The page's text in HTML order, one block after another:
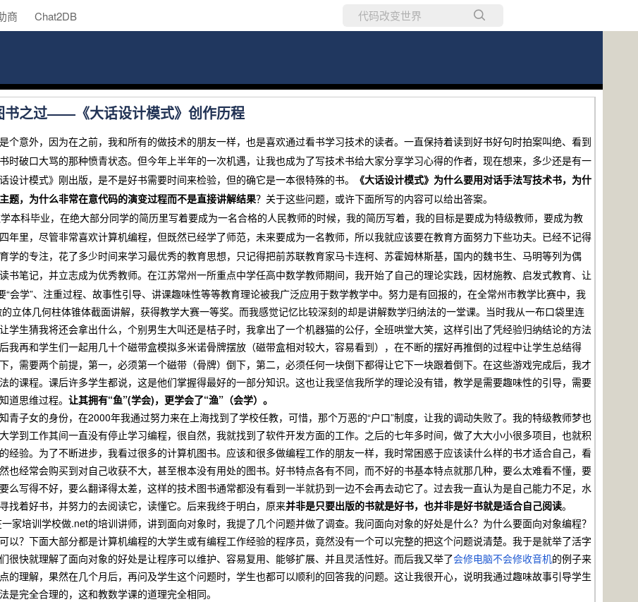
商 Chat2DB
书之过——《大话设计模式》创作历程
意外，因为在之前，我和所有的做技术的朋友一样，也是喜欢通过看书学习技术的读者。一直保持着读到好书好句时拍案叫绝、看到
时破口大骂的那种愤青状态。但今年上半年的一次机遇，让我也成为了写技术书给大家分享学习心得的作者，现在想来，多少还是有一
设计模式》刚出版，是不是好书需要时间来检验，但的确它是一本很特殊的书。
《大话设计模式》为什么要用对话手法写技术书，为什
题，为什么非常在意代码的演变过程而不是直接讲解结果？关于这些问题，或许下面所写的内容可以给出答案。
科毕业，在绝大部分同学的简历里写着要成为一名合格的人民教师的时候，我的简历写着，我的目标是要成为特级教师，要成为教
年里，尽管非常喜欢计算机编程，但既然已经学了师范，未来要成为一名教师，所以我就应该要在教育方面努力下些功夫。已经不记得
学的专注，花了多少时间来学习最优秀的教育思想，只记得把前苏联教育家马卡连柯、苏霍姆林斯基，国内的魏书生、马明等列为偶
书笔记，并立志成为优秀教师。在江苏常州一所重点中学任高中数学教师期间，我开始了自己的理论实践，因材施教、启发式教育、让
“会学”、注重过程、故事性引导、讲课趣味性等等教育理论被我广泛应用于数学教学中。努力是有回报的，在全常州市教学比赛中，我
立体几何柱体锥体截面讲解，获得教学大赛一等奖。而我感觉记忆比较深刻的却是讲解数学归纳法的一堂课。当时我从一布口袋里连
学生猜我将还会拿出什么，个别男生大叫还是桔子时，我拿出了一个机器猫的公仔，全班哄堂大笑，这样引出了凭经验归纳结论的方法
我再和学生们一起用几十个磁带盒模拟多米诺骨牌摆放（磁带盒相对较大，容易看到），在不断的摆好再推倒的过程中让学生总结得
，需要两个前提，第一，必须第一个磁带（骨牌）倒下，第二，必须任何一块倒下都得让它下一块跟着倒下。在这些游戏完成后，我才
的课程。课后许多学生都说，这是他们掌握得最好的一部分知识。这也让我坚信我所学的理论没有错，教学是需要趣味性的引导，需要
道思维过程。 让其拥有“鱼”(学会)，更学会了“渔”（会学）。
子女的身份，在2000年我通过努力来在上海找到了学校任教，可惜，那个万恶的“户口”制度，让我的调动失败了。我的特级教师梦也
学到工作其间一直没有停止学习编程，很自然，我就找到了软件开发方面的工作。之后的七年多时间，做了大大小小很多项目，也就积
经验。为了不断进步，我看过很多的计算机图书。应该和很多做编程工作的朋友一样，我时常困惑于应该读什么样的书才适合自己，看
也经常会购买到对自己收获不大，甚至根本没有用处的图书。好书特点各有不同，而不好的书基本特点就那几种，要么太难看不懂，要
么写得不好，要么翻译得太差，这样的技术图书通常都没有看到一半就扔到一边不会再去动它了。过去我一直认为是自己能力不足，水
找着好书，并努力的去阅读它，读懂它。后来我终于明白，原来并非是只要出版的书就是好书，也并非是好书就是适合自己阅读。
培训学校做.net的培训讲师，讲到面向对象时，我提了几个问题并做了调查。我问面向对象的好处是什么？为什么要面向对象编程？
以？下面大部分都是计算机编程的大学生或有编程工作经验的程序员，竟然没有一个可以完整的把这个问题说清楚。我于是就举了活字
很快就理解了面向对象的好处是让程序可以维护、容易复用、能够扩展、并且灵活性好。而后我又举了会修电脑不会修收音机的例子来
的理解，果然在几个月后，再问及学生这个问题时，学生也都可以顺利的回答我的问题。这让我很开心，说明我通过趣味故事引导学生
是完全合理的，这和教数学课的道理完全相同。